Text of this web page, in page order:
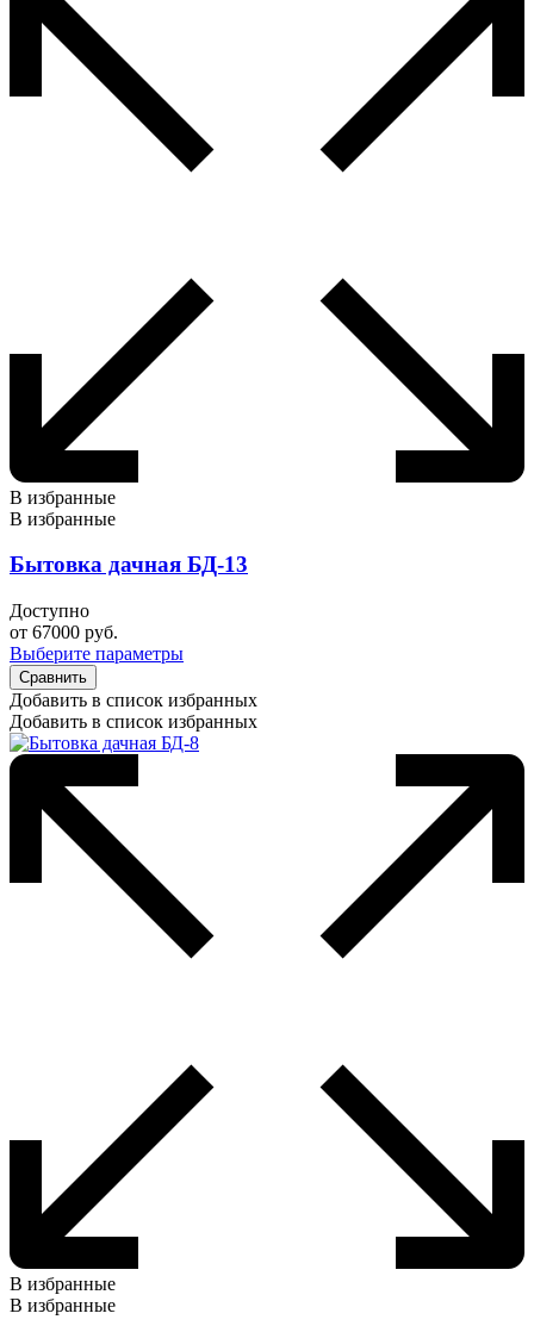
В избранные
В избранные
Бытовка дачная БД-13
Доступно
от 67000 руб.
Выберите параметры
Сравнить
Добавить в список избранных
Добавить в список избранных
В избранные
В избранные